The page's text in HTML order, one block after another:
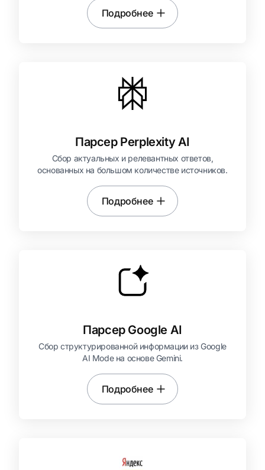
Подробнее
Парсер Perplexity AI
Сбор актуальных и релевантных ответов,
основанных на большом количестве источников.
Подробнее
Парсер Google AI
Сбор структурированной информации из Google
AI Mode на основе Gemini.
Подробнее